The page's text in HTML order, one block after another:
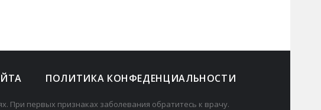
ПОЛИТИКА КОНФЕДЕНЦИАЛЬНОСТИ
При первых признаках заболевания обратитесь к врачу.